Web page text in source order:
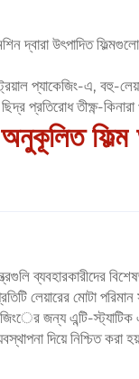
দ্বারা উৎপাদিত
প্যাকেজিং-এ, বহু-
ছিদ্র প্রতিরোধ তীক্ষ্ণ-
ফিল্ম
ব্যবহারকারীদের
লেয়ারের মোটা
জন্য এন্টি-
দিয়ে নিশ্চিত করা